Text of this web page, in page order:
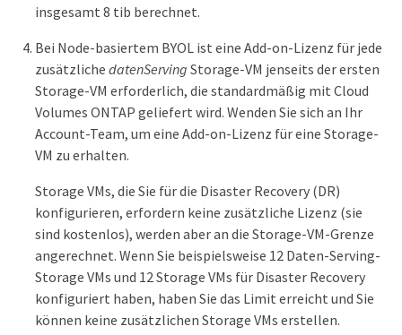
insgesamt 8 tib berechnet.
Bei Node-basiertem BYOL ist eine Add-on-Lizenz für jede
zusätzliche datenServing Storage-VM jenseits der ersten
Storage-VM erforderlich, die standardmäßig mit Cloud
Volumes ONTAP geliefert wird. Wenden Sie sich an Ihr
Account-Team, um eine Add-on-Lizenz für eine Storage-
VM zu erhalten.
Storage VMs, die Sie für die Disaster Recovery (DR)
konfigurieren, erfordern keine zusätzliche Lizenz (sie
sind kostenlos), werden aber an die Storage-VM-Grenze
angerechnet. Wenn Sie beispielsweise 12 Daten-Serving-
Storage VMs und 12 Storage VMs für Disaster Recovery
konfiguriert haben, haben Sie das Limit erreicht und Sie
können keine zusätzlichen Storage VMs erstellen.